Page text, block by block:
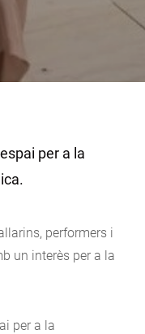
per a la
performers i
un interès per a la
per a la